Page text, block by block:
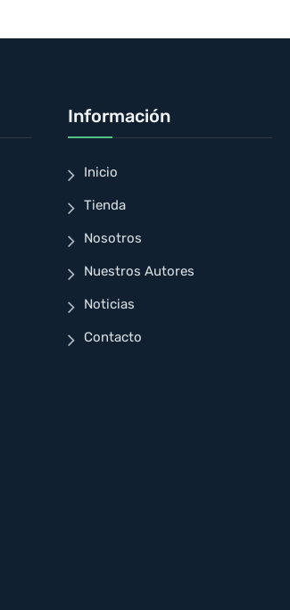
Información
Inicio
Tienda
Nosotros
Nuestros Autores
Noticias
Contacto